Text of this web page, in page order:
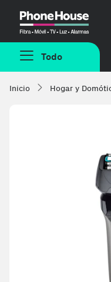
Todo
Inicio Hogar y